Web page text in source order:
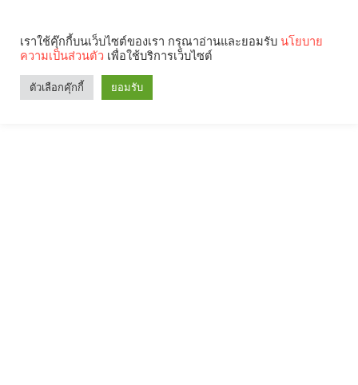
เราใช้คุ๊กกี้บนเว็บไซต์ของเรา กรุณาอ่านและยอมรับ นโยบาย
ความเป็นส่วนตัว เพื่อใช้บริการเว็บไซต์
ตัวเลือกคุ๊กกี้ ยอมรับ